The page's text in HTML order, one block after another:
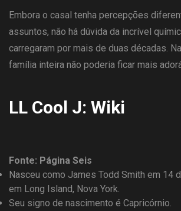
Embora o casal tenha percepções
assuntos, não há dúvida da incrível
carregaram por mais de duas décadas.
família inteira não poderia ficar mais
LL Cool J: Wiki
Fonte: Página Seis
Nasceu como James Todd Smith em 14
em Long Island, Nova York.
Seu signo de nascimento é Capricórnio.